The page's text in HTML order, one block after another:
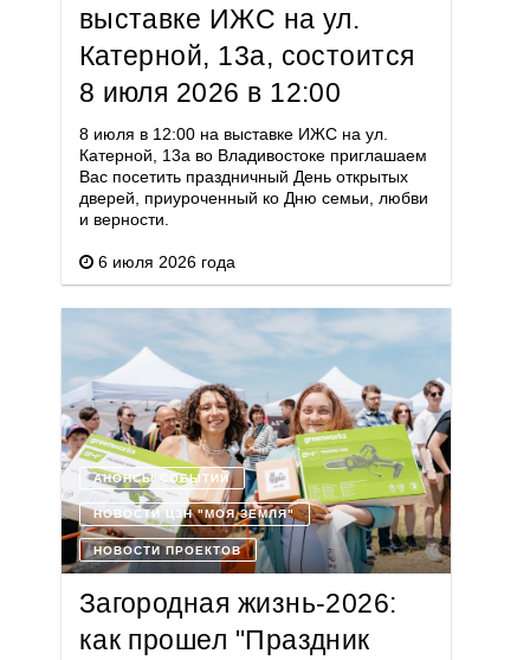
выставке ИЖС на ул.
Катерной, 13а, состоится
8 июля 2026 в 12:00
8 июля в 12:00 на выставке ИЖС на ул.
Катерной, 13а во Владивостоке приглашаем
Вас посетить праздничный День открытых
дверей, приуроченный ко Дню семьи, любви
и верности.
6 июля 2026 года
АНОНСЫ СОБЫТИЙ
НОВОСТИ ЦЗН "МОЯ ЗЕМЛЯ"
НОВОСТИ ПРОЕКТОВ
Загородная жизнь-2026:
как прошел "Праздник